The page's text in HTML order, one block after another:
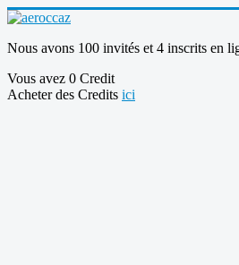
Nous avons 100 invités et 4 inscrits en
Vous avez 0 Credit
Acheter des Credits ici